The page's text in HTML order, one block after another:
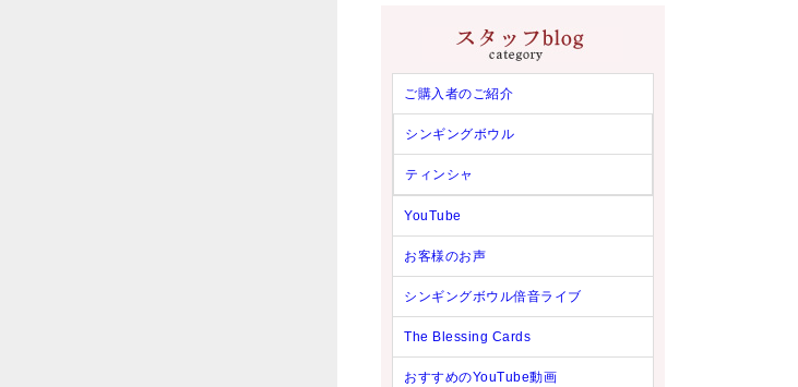
ご購入者のご紹介
シンギングボウル
ティンシャ
YouTube
お客様のお声
シンギングボウル倍音ライブ
The Blessing Cards
おすすめのYouTube動画